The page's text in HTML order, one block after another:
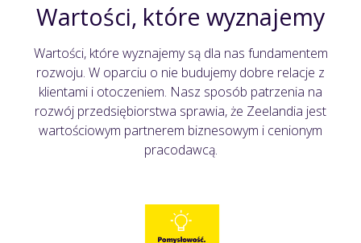
Wartości, które wyznajemy
Wartości, które wyznajemy są dla nas fundamentem
rozwoju. W oparciu o nie budujemy dobre relacje z
klientami i otoczeniem. Nasz sposób patrzenia na
rozwój przedsiębiorstwa sprawia, że Zeelandia jest
wartościowym partnerem biznesowym i cenionym
pracodawcą.